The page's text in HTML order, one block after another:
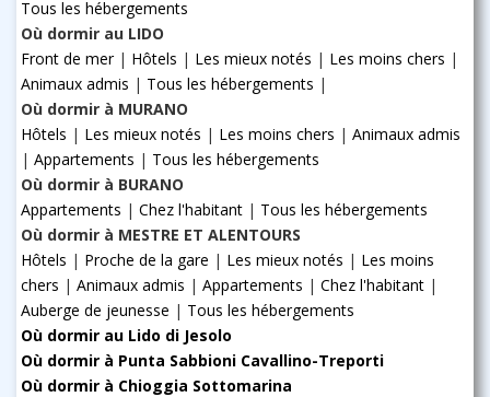
Tous les hébergements
Où dormir au LIDO
Front de mer| Hôtels | Les mieux notés | Les moins chers |
Animaux admis | Tous les hébergements |
Où dormir à MURANO
Hôtels | Les mieux notés | Les moins chers | Animaux admis
| Appartements | Tous les hébergements
Où dormir à BURANO
Appartements | Chez l'habitant | Tous les hébergements
Où dormir à MESTRE ET ALENTOURS
Hôtels | Proche de la gare | Les mieux notés | Les moins
chers | Animaux admis | Appartements | Chez l'habitant |
Auberge de jeunesse | Tous les hébergements
Où dormir au Lido di Jesolo
Où dormir à Punta Sabbioni Cavallino-Treporti
Où dormir à Chioggia Sottomarina